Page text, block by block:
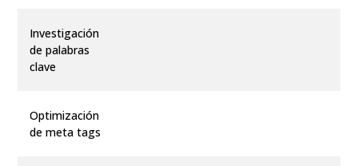
Investigación
de palabras
clave
Optimización
de meta tags